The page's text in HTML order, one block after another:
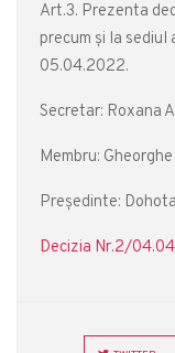
Art.3. Prezenta
precum și la
05.04.2022.
Secretar: Roxana
Membru:
Președinte:
Decizia Nr.2/